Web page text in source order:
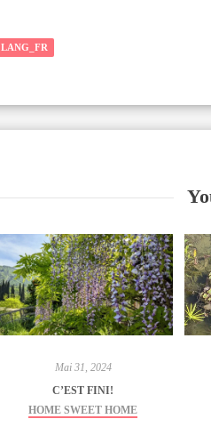
LANG_FR
Mai 31, 2024
C’EST FINI!
HOME SWEET HOME